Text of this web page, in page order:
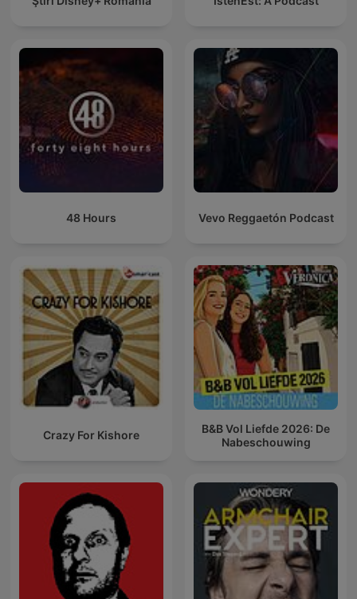
48 Hours Vevo Reggaetón Podcast
Crazy For Kishore
B&B Vol Liefde 2026: De
Nabeschouwing